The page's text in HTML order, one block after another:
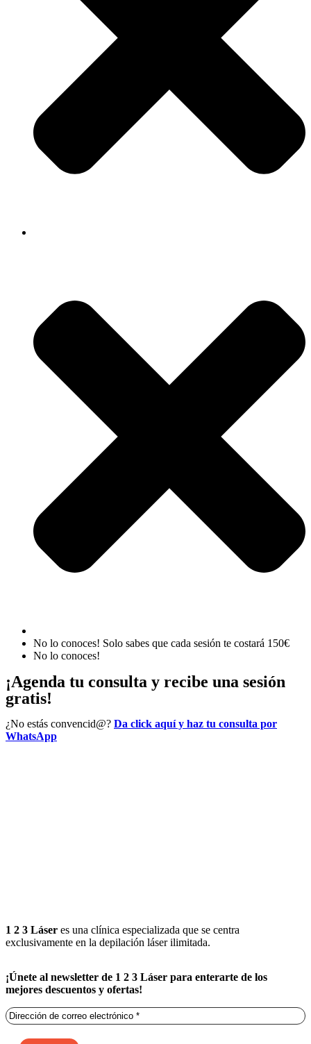
No lo conoces! Solo sabes que cada sesión te costará 150€
No lo conoces!
¡Agenda tu consulta y recibe una sesión
gratis!
¿No estás convencid@? Da click aquí y haz tu consulta por
WhatsApp
1 2 3 Láser es una clínica especializada que se centra
exclusivamente en la depilación láser ilimitada.
¡Únete al newsletter de 1 2 3 Láser para enterarte de los
mejores descuentos y ofertas!